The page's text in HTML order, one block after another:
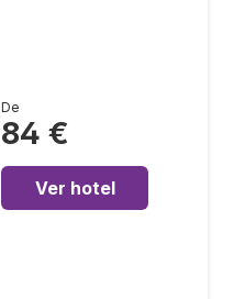
De
84 €
Ver hotel